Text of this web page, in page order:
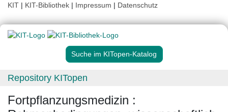
KIT | KIT-Bibliothek | Impressum | Datenschutz
Suche im KITopen-Katalog
Repository KITopen
Fortpflanzungsmedizin :